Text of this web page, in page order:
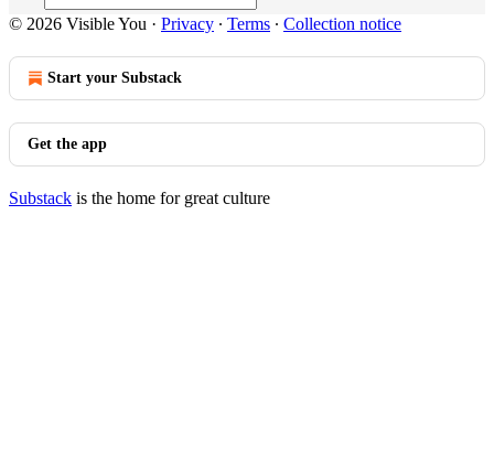
© 2026 Visible You · Privacy ∙ Terms ∙ Collection notice
Start your Substack
Get the app
Substack is the home for great culture